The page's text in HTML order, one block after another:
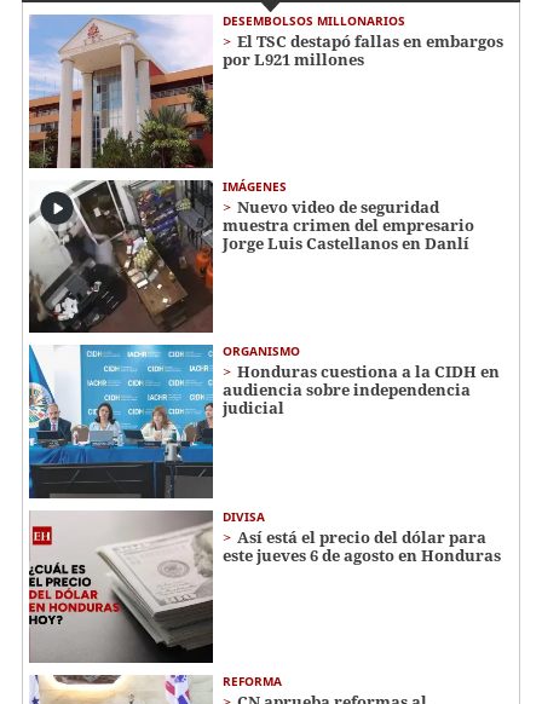
DESEMBOLSOS MILLONARIOS
El TSC destapó fallas en embargos
por L921 millones
IMÁGENES
Nuevo video de seguridad
muestra crimen del empresario
Jorge Luis Castellanos en Danlí
ORGANISMO
Honduras cuestiona a la CIDH en
audiencia sobre independencia
judicial
DIVISA
Así está el precio del dólar para
este jueves 6 de agosto en Honduras
REFORMA